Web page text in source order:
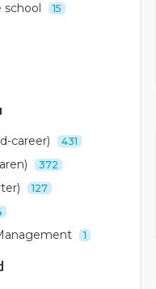
school 15
career) 431
372
127
1